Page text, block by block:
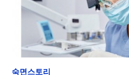
숙면스토리